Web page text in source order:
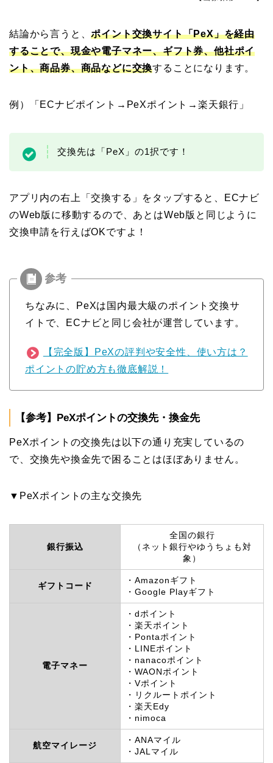
結論から言うと、ポイント交換サイト「PeX」を経由
することで、現金や電子マネー、ギフト券、他社ポイ
ント、商品券、商品などに交換することになります。
例）「ECナビポイント→PeXポイント→楽天銀行」
交換先は「PeX」の1択です！
アプリ内の右上「交換する」をタップすると、ECナビ
のWeb版に移動するので、あとはWeb版と同じように
交換申請を行えばOKですよ！
ちなみに、PeXは国内最大級のポイント交換サ
イトで、ECナビと同じ会社が運営しています。
【完全版】PeXの評判や安全性、使い方は？
ポイントの貯め方も徹底解説！
【参考】PeXポイントの交換先・換金先
PeXポイントの交換先は以下の通り充実しているの
で、交換先や換金先で困ることはほぼありません。
▼PeXポイントの主な交換先
銀行振込
全国の銀行
（ネット銀行やゆうちょも対
象）
ギフトコード
・Amazonギフト
・Google Playギフト
電子マネー
・dポイント
・楽天ポイント
・Pontaポイント
・LINEポイント
・nanacoポイント
・WAONポイント
・Vポイント
・リクルートポイント
・楽天Edy
・nimoca
航空マイレージ
・ANAマイル
・JALマイル